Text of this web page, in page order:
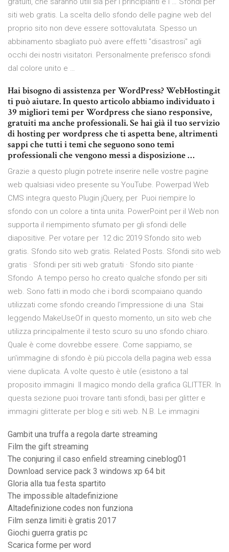
siti web gratis. La scelta dello sfondo delle pagine web del
proprio sito non deve essere sottovalutata. Spesso un
abbinamento sbagliato può avere effetti "disastrosi" agli
occhi dei nostri visitatori. Personalmente preferisco sfondi
dal colore unito e …
Hai bisogno di assistenza per WordPress? WebHosting.it
ti può aiutare. In questo articolo abbiamo individuato i
39 migliori temi per Wordpress che siano responsive,
gratuiti ma anche professionali. Se hai già il tuo servizio
di hosting per wordpress che ti aspetta bene, altrimenti
sappi che tutti i temi che seguono sono temi
professionali che vengono messi a disposizione …
Grazie a questo plugin potrete inserire nelle vostre pagine
web qualsiasi video presente su YouTube. Powerpad Web
CMS integra questo Plugin jQuery, per Puoi riempire lo
sfondo con un colore a tinta unita. PowerPoint per il Web non
supporta il riempimento sfumato per gli sfondi delle
diapositive. Per votare per 12 dic 2019 Sfondo sito web
gratis. Sfondo sito web gratis. Related Posts. Sfondi sito web
gratis · Sfondi per siti web gratuiti · Sfondo sito piante ·
Sfondo A tempo perso ho creato qualche sfondo per siti
web. Sono fatti in modo che i bordi scompaiano quando
utilizzati come sfondo creando l'impressione di una Stai
leggendo MakeUseOf in questo momento, un sito web che
utilizza principalmente il testo scuro su uno sfondo chiaro.
Quale è come dovrebbe essere. Come sappiamo, se
un'immagine di sfondo è più piccola della pagina web essa
viene duplicata. A volte questo è utile (esistono a tal
proposito immagini Il magico mondo della grafica GLITTER. In
questa sezione puoi trovare tanti sfondi, basi per glitter e
immagini glitterate per blog e siti web. N.B. Le immagini
Gambit una truffa a regola darte streaming
Film the gift streaming
The conjuring il caso enfield streaming cineblog01
Download service pack 3 windows xp 64 bit
Gloria alla tua festa spartito
The impossible altadefinizione
Altadefinizione.codes non funziona
Film senza limiti è gratis 2017
Giochi guerra gratis pc
Scarica forme per word